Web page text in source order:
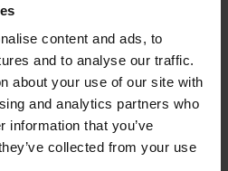
content and ads, to
and to analyse our traffic.
about your use of our site with
and analytics partners who
information that you’ve
collected from your use
formats d'emballage : PET
fûts, etc.
de la vente au détail et de la
usages tels que la cuisson
d'autres encore.